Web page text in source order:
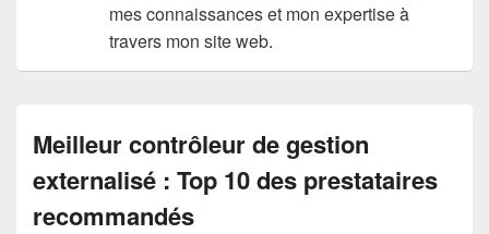
mes connaissances et mon expertise à
travers mon site web.
Meilleur contrôleur de gestion
externalisé : Top 10 des prestataires
recommandés